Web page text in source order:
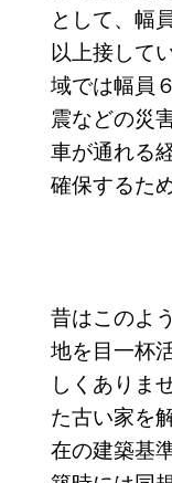
として、幅
以上接して
域では幅員
震などの災
車が通れる
確保するた
昔はこのよ
地を目一杯
しくありま
た古い家を
在の建築基